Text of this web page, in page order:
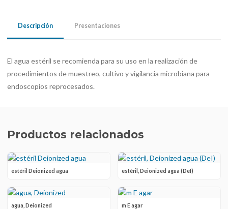
Descripción Presentaciones
El agua estéril se recomienda para su uso en la realización de
procedimientos de muestreo, cultivo y vigilancia microbiana para
endoscopios reprocesados.
Productos relacionados
estéril Deionized agua estéril, Deionized agua (DeI)
agua, Deionized m E agar